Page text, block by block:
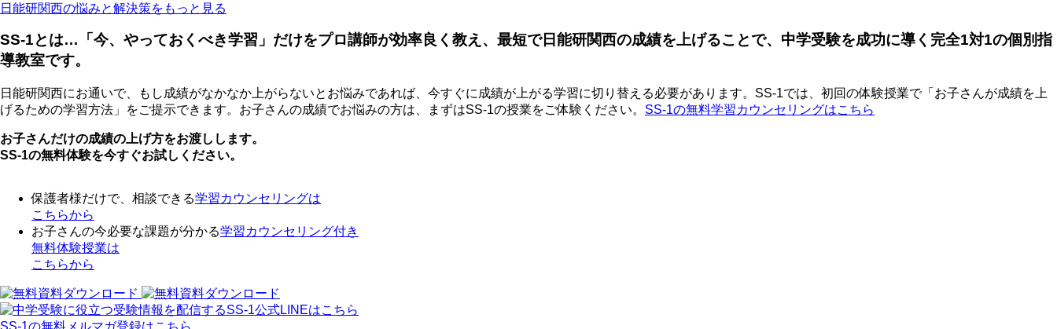
日能研関西の悩みと解決策をもっと見る
SS-1とは…「今、やっておくべき学習」だけをプロ講師が効率良く教え、最短で日能研関西の成績を上げることで、中学受験を成功に導く完全1対1の個別指
導教室です。
日能研関西にお通いで、もし成績がなかなか上がらないとお悩みであれば、今すぐに成績が上がる学習に切り替える必要があります。SS-1では、初回の体験授業で「お子さんが成績を上
げるための学習方法」をご提示できます。お子さんの成績でお悩みの方は、まずはSS-1の授業をご体験ください。 SS-1の無料学習カウンセリングはこちら
お子さんだけの成績の上げ方をお渡しします。
SS-1の無料体験を今すぐお試しください。
保護者様だけで、相談できる学習カウンセリングは
こちらから
お子さんの今必要な課題が分かる学習カウンセリング付き
無料体験授業は
こちらから
SS-1の無料メルマガ登録はこちら